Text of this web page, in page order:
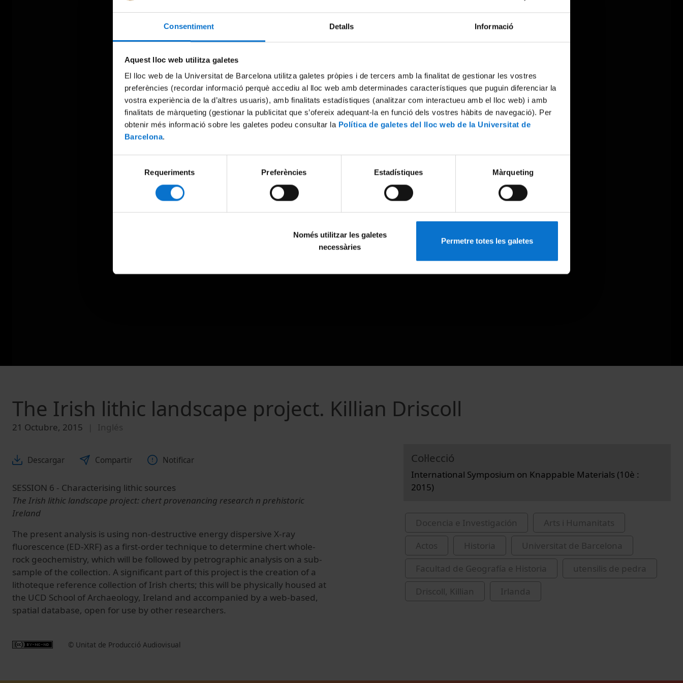
Consentiment Detalls Informació
Aquest lloc web utilitza galetes
El lloc web de la Universitat de Barcelona utilitza galetes pròpies i de tercers amb la finalitat de gestionar les vostres
preferències (recordar informació perquè accediu al lloc web amb determinades característiques que puguin diferenciar la
vostra experiència de la d’altres usuaris), amb finalitats estadístiques (analitzar com interactueu amb el lloc web) i amb
finalitats de màrqueting (gestionar la publicitat que s’ofereix adequant-la en funció dels vostres hàbits de navegació). Per
obtenir més informació sobre les galetes podeu consultar la Política de galetes del lloc web de la Universitat de
Barcelona.
Requeriments Preferències Estadístiques Màrqueting
Només utilitzar les galetes
necessàries
Permetre totes les galetes
Try again
The Irish lithic landscape project. Killian Driscoll
21 Octubre, 2015 Inglés
Descargar Compartir Notificar
SESSION 6 - Characterising lithic sources
The Irish lithic landscape project: chert provenancing research n prehistoric
Ireland
The present analysis is using non-destructive energy dispersive X-ray
fluorescence (ED-XRF) as a first-order technique to determine chert whole-
rock geochemistry, which will be followed by petrographic analysis on a sub-
sample of the collection. A significant part of this project is the creation of a
lithoteque reference collection of Irish cherts; this will be physically housed at
the UCD School of Archaeology, Ireland and accompanied by a web-based,
spatial database, open for use by other researchers.
© Unitat de Producció Audiovisual
Col·lecció
International Symposium on Knappable Materials (10è :
2015)
Docencia e Investigación
Arts i Humanitats
Actos
Historia
Universitat de Barcelona
Facultad de Geografía e Historia
utensilis de pedra
Driscoll, Killian
Irlanda